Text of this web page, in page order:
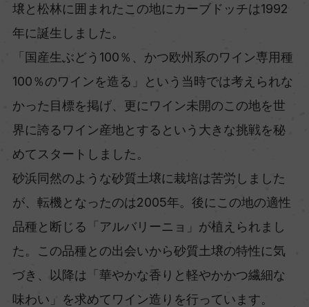
壌と松林に囲まれたこの地にカーブドッチは1992
年に誕生しました。
「国産生ぶどう100％、かつ欧州系のワイン専用種
100％のワインを造る」という当時では考えられな
かった目標を掲げ、更にワイン未開のこの地を世
界に誇るワイン産地とするという大きな挑戦を秘
めてスタートしました。
砂浜同然のような砂質土壌に栽培は苦労しました
が、転機となったのは2005年。後にこの地の適性
品種と断じる「アルバリーニョ」が植えられまし
た。この品種との出会いから砂質土壌の特性に気
づき、以降は「華やかな香りと軽やかかつ繊細な
味わい」を求めてワイン造りを行っています。